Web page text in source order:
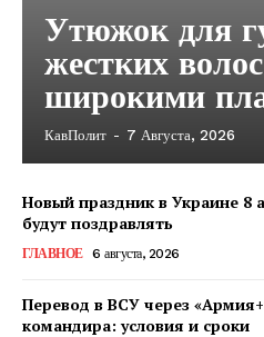
Утюжок для
жестких
широкими
КавПолит - 7 Августа, 2026
Новый праздник в Украине 8
будут поздравлять
ГЛАВНОЕ 6 августа, 2026
Перевод в ВСУ через
командира: условия и сроки